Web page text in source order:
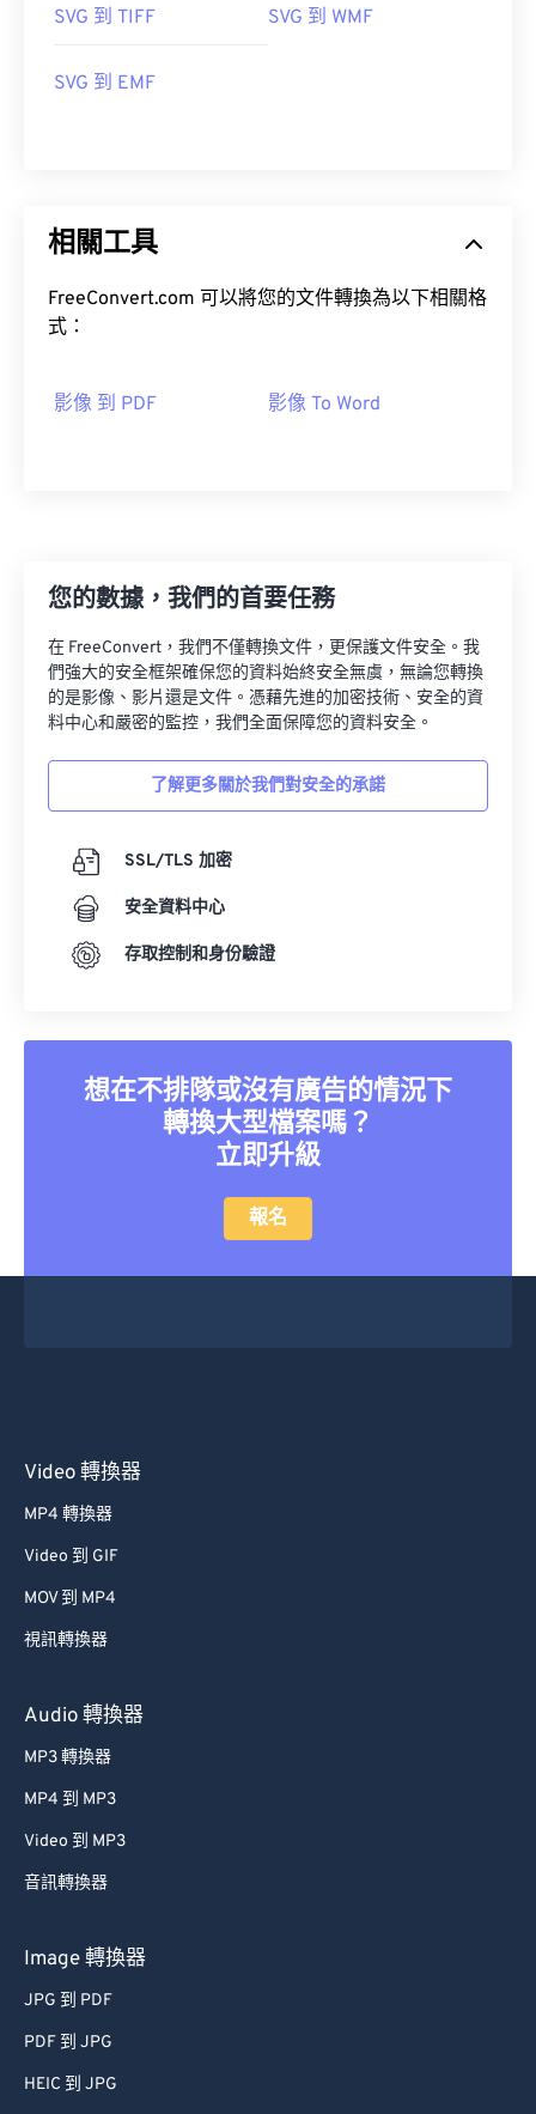
SVG 到 TIFF SVG 到 WMF
SVG 到 EMF
相關工具
FreeConvert.com 可以將您的文件轉換為以下相關格
式：
影像 到 PDF 影像 To Word
您的數據，我們的首要任務
在 FreeConvert，我們不僅轉換文件，更保護文件安全。我
們強大的安全框架確保您的資料始終安全無虞，無論您轉換
的是影像、影片還是文件。憑藉先進的加密技術、安全的資
料中心和嚴密的監控，我們全面保障您的資料安全。
了解更多關於我們對安全的承諾
SSL/TLS 加密
安全資料中心
存取控制和身份驗證
想在不排隊或沒有廣告的情況下
轉換大型檔案嗎？
立即升級
報名
Video 轉換器
MP4 轉換器
Video 到 GIF
MOV 到 MP4
視訊轉換器
Audio 轉換器
MP3 轉換器
MP4 到 MP3
Video 到 MP3
音訊轉換器
Image 轉換器
JPG 到 PDF
PDF 到 JPG
HEIC 到 JPG